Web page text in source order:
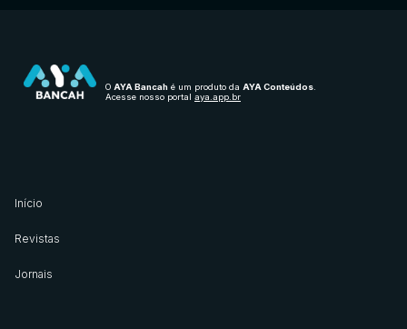
O AYA Bancah é um produto da AYA Conteúdos
Acesse nosso portal aya.app.br
Início
Revistas
Jornais